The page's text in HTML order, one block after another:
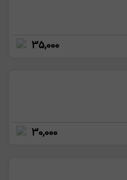
35,000
30,000